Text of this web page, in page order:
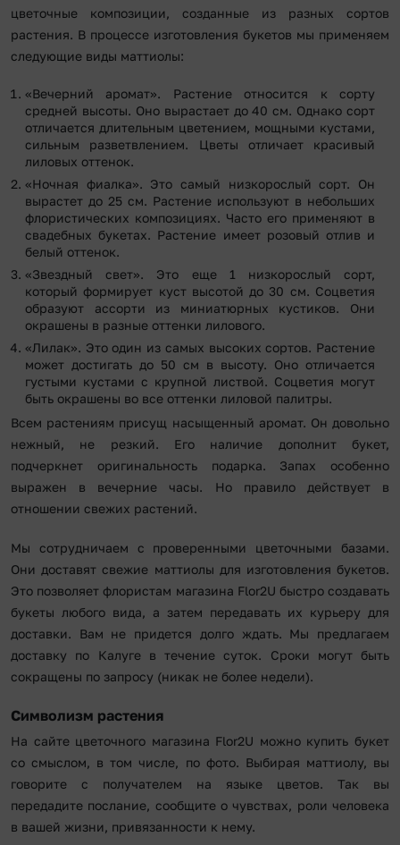
цветочные композиции, созданные из разных сортов
растения. В процессе изготовления букетов мы применяем
следующие виды маттиолы:
«Вечерний аромат». Растение относится к сорту
средней высоты. Оно вырастает до 40 см. Однако сорт
отличается длительным цветением, мощными кустами,
сильным разветвлением. Цветы отличает красивый
лиловых оттенок.
«Ночная фиалка». Это самый низкорослый сорт. Он
вырастет до 25 см. Растение используют в небольших
флористических композициях. Часто его применяют в
свадебных букетах. Растение имеет розовый отлив и
белый оттенок.
«Звездный свет». Это еще 1 низкорослый сорт,
который формирует куст высотой до 30 см. Соцветия
образуют ассорти из миниатюрных кустиков. Они
окрашены в разные оттенки лилового.
«Лилак». Это один из самых высоких сортов. Растение
может достигать до 50 см в высоту. Оно отличается
густыми кустами с крупной листвой. Соцветия могут
быть окрашены во все оттенки лиловой палитры.
Всем растениям присущ насыщенный аромат. Он довольно
нежный, не резкий. Его наличие дополнит букет,
подчеркнет оригинальность подарка. Запах особенно
выражен в вечерние часы. Но правило действует в
отношении свежих растений.
Мы сотрудничаем с проверенными цветочными базами.
Они доставят свежие маттиолы для изготовления букетов.
Это позволяет флористам магазина Flor2U быстро создавать
букеты любого вида, а затем передавать их курьеру для
доставки. Вам не придется долго ждать. Мы предлагаем
доставку по Калуге в течение суток. Сроки могут быть
сокращены по запросу (никак не более недели).
Символизм растения
На сайте цветочного магазина Flor2U можно купить букет
со смыслом, в том числе, по фото. Выбирая маттиолу, вы
говорите с получателем на языке цветов. Так вы
передадите послание, сообщите о чувствах, роли человека
в вашей жизни, привязанности к нему.